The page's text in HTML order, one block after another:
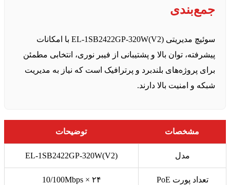
جمع‌بندی
سوئیچ مدیریتی EL‑1SB2422GP‑320W(V2) با امکانات
پیشرفته، توان بالا و پشتیبانی از فیبر نوری، انتخابی مطمئن
برای پروژه‌های بلندبرد و پرترافیک است که نیاز به مدیریت
شبکه و امنیت بالا دارند.
مشخصات توضیحات
مدل EL‑1SB2422GP‑320W(V2)
تعداد پورت PoE ۲۴ × 10/100Mbps